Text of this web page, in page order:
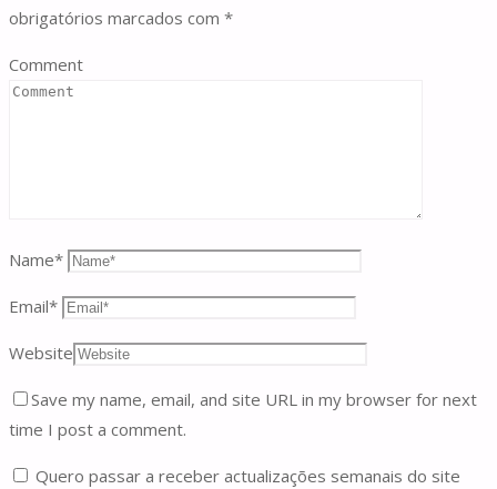
obrigatórios marcados com *
Comment
Name*
Email*
Website
Save my name, email, and site URL in my browser for next
time I post a comment.
Quero passar a receber actualizações semanais do site